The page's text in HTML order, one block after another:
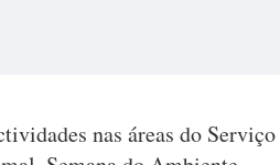
nas áreas do Serviço